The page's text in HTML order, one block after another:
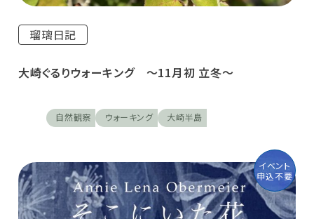
瑠璃日記
大崎ぐるりウォーキング ～11月初 立冬～
自然観察 ウォーキング 大崎半島
イベント
申込不要